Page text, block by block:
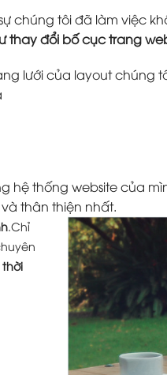
chúng tôi đã làm việc
thay đổi bố cục trang
lưới của layout chúng
hệ thống website của
thân thiện nhất.
.Chỉ